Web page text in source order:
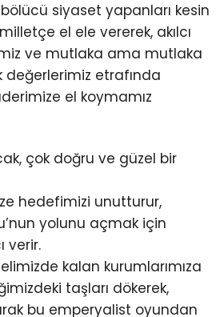
siyaset yapanları kesin
el ele vererek, akılcı
ve mutlaka ama mutlaka
değerlerimiz etrafında
el koymamız
çok doğru ve güzel bir
hedefimizi unutturur,
yolunu açmak için
verir.
kalan kurumlarımıza
taşları dökerek,
bu emperyalist oyundan